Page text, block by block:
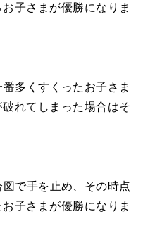
子さまが優勝になりま
多くすくったお子さま
れてしまった場合はそ
で手を止め、その時点
子さまが優勝になりま